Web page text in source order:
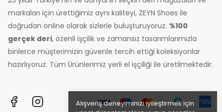
Alışveriş deneyiminizi iyileştirmek için
markaları için ürettiğimiz aynı kaliteyi, ZEYN Shoes ile
doğrudan online olarak sizlerle buluşturuyoruz. %100
gerçek deri, özenli işçilik ve zamansız tasarımlarımızla
binlerce müşterimizin güvenle tercih ettiği koleksiyonlar
hazırlıyoruz. Tüm Ürünlerimiz yerli el işçiliği ile üretilmektedir.